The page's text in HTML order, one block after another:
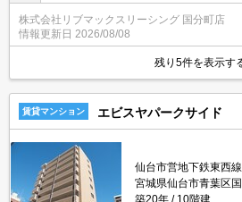
済的な都市ガス！オートロック・TVイ
内ごみ置場など完備！近隣には、コン
住環境も良好な好立地！
株式会社リブマックスリーシング 国分町店
情報更新日 2026/08/08
残り5件を表示す
賃貸マンション エビスヤパークサイド
仙台市営地下鉄東西
宮城県仙台市青葉区
築20年
10階建